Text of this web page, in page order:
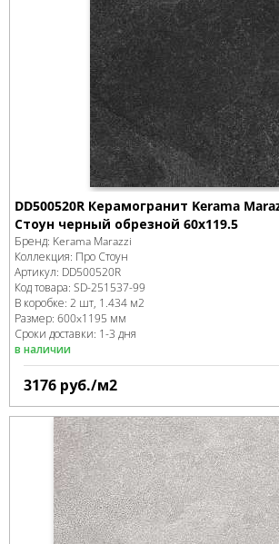
DD500520R Керамогранит Kerama
Стоун черный обрезной 60x119.5
Бренд: Kerama Marazzi
Коллекция: Про Стоун
Артикул: DD500520R
Код товара: SD-251537-99
В коробке: 2 шт, 1.434 м2
Размер: 600x1195 мм
Сроки доставки: 1-3 дня
в наличии
3176 руб./м2